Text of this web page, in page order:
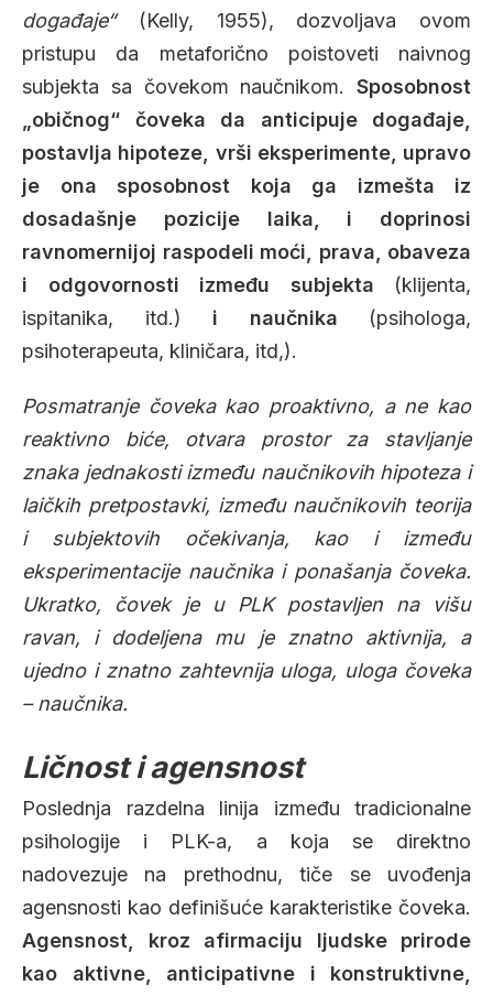
događaje“(Kelly, 1955), dozvoljava ovom
pristupu da metaforično poistoveti naivnog
subjekta sa čovekom naučnikom. Sposobnost
„običnog“ čoveka da anticipuje događaje,
postavlja hipoteze, vrši eksperimente, upravo
je ona sposobnost koja ga izmešta iz
dosadašnje pozicije laika, i doprinosi
ravnomernijoj raspodeli moći, prava, obaveza
i odgovornosti između subjekta (klijenta,
ispitanika, itd.) i naučnika (psihologa,
psihoterapeuta, kliničara, itd,).
Posmatranje čoveka kao proaktivno, a ne kao
reaktivno biće, otvara prostor za stavljanje
znaka jednakosti između naučnikovih hipoteza i
laičkih pretpostavki, između naučnikovih teorija
i subjektovih očekivanja, kao i između
eksperimentacije naučnika i ponašanja čoveka.
Ukratko, čovek je u PLK postavljen na višu
ravan, i dodeljena mu je znatno aktivnija, a
ujedno i znatno zahtevnija uloga, uloga čoveka
– naučnika.
Ličnost i agensnost
Poslednja razdelna linija između tradicionalne
psihologije i PLK-a, a koja se direktno
nadovezuje na prethodnu, tiče se uvođenja
agensnosti kao definišuće karakteristike čoveka.
Agensnost, kroz afirmaciju ljudske prirode
kao aktivne, anticipativne i konstruktivne,